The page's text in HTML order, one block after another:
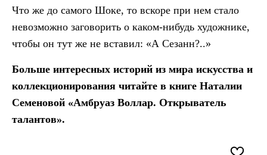
Что же до самого Шоке, то вскоре при нем стало
невозможно заговорить о каком-нибудь художнике,
чтобы он тут же не вставил: «А Сезанн?..»
Больше интересных историй из мира искусства и
коллекционирования читайте в книге Наталии
Семеновой «Амбруаз Воллар. Открыватель
талантов».